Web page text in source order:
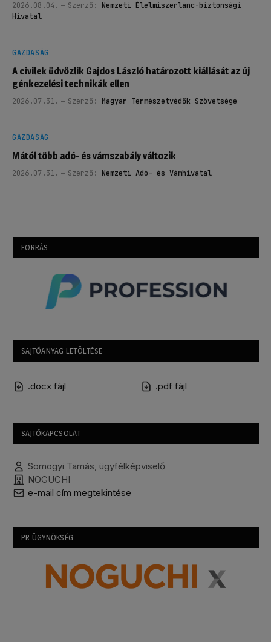
2026.08.04. Szerző: Nemzeti Élelmiszerlánc-biztonsági
Hivatal
GAZDASÁG
A civilek üdvözlik Gajdos László határozott kiállását az új
génkezelési technikák ellen
2026.07.31. Szerző: Magyar Természetvédők Szövetsége
GAZDASÁG
Mától több adó- és vámszabály változik
2026.07.31. Szerző: Nemzeti Adó- és Vámhivatal
FORRÁS
SAJTÓANYAG LETÖLTÉSE
.docx fájl .pdf fájl
SAJTÓKAPCSOLAT
Somogyi Tamás, ügyfélképviselő
NOGUCHI
e-mail cím megtekintése
PR ÜGYNÖKSÉG